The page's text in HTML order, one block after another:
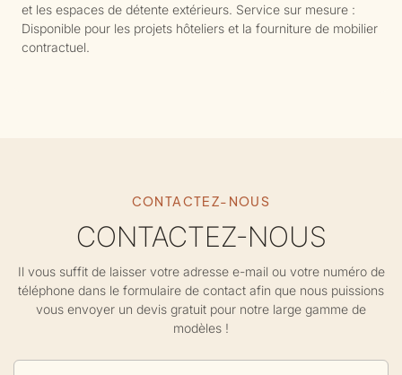
et les espaces de détente extérieurs. Service sur mesure :
Disponible pour les projets hôteliers et la fourniture de mobilier
contractuel.
CONTACTEZ-NOUS
CONTACTEZ-NOUS
Il vous suffit de laisser votre adresse e-mail ou votre numéro de
téléphone dans le formulaire de contact afin que nous puissions
vous envoyer un devis gratuit pour notre large gamme de
modèles !